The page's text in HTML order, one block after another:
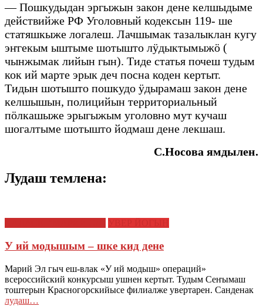
— Пошкудыдан эргыжын закон дене келшыдыме
действийже РФ Уголовный кодексын 119- ше
статяшкыже логалеш. Лачшымак тазалыклан кугу
эҥгекым ыштыме шотышто лӱдыктымыжӧ (
чынжымак лийын гын). Тиде статья почеш тудым
кок ий марте эрык деч посна коден кертыт.
Тидын шотышто пошкудо ӱдырамаш закон дене
келшышын, полицийын территориальный
пӧлкашыже эрыгыжым уголовно мут кучаш
шогалтыме шотышто йодмаш дене лекшаш.
С.Носова ямдылен.
Лудаш темлена:
У ий модышым – шке кид дене
Марий Эл гыч еш-влак «У ий модыш» операций»
всероссийский конкурсыш ушнен кертыт. Тудым Сеҥымаш
тоштерын Красногорскийысе филиалже увертарен. Санденак
лудаш…